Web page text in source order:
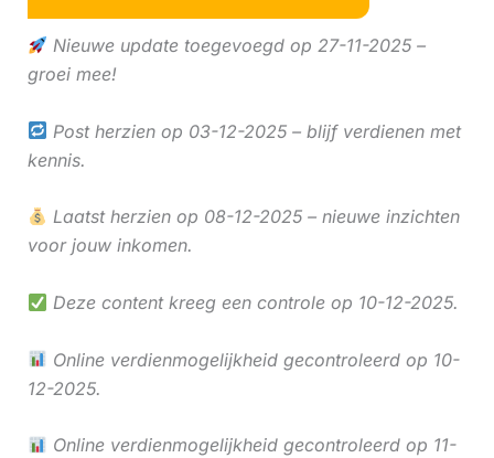
Nieuwe update toegevoegd op 27-11-2025 –
groei mee!
Post herzien op 03-12-2025 – blijf verdienen met
kennis.
Laatst herzien op 08-12-2025 – nieuwe inzichten
voor jouw inkomen.
Deze content kreeg een controle op 10-12-2025.
Online verdienmogelijkheid gecontroleerd op 10-
12-2025.
Online verdienmogelijkheid gecontroleerd op 11-